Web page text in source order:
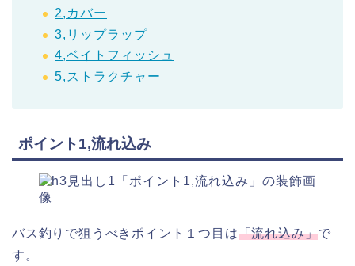
2,カバー
3,リップラップ
4,ベイトフィッシュ
5,ストラクチャー
ポイント1,流れ込み
バス釣りで狙うべきポイント１つ目は「流れ込み」で
す。